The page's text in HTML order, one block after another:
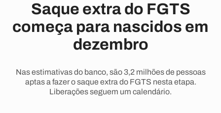
Saque extra do FGTS
começa para nascidos em
dezembro
Nas estimativas do banco, são 3,2 milhões de pessoas
aptas a fazer o saque extra do FGTS nesta etapa.
Liberações seguem um calendário.